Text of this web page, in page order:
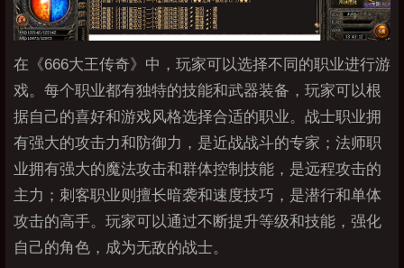
在《666大王传奇》中，玩家可以选择不同的职业进行游
戏。每个职业都有独特的技能和武器装备，玩家可以根
据自己的喜好和游戏风格选择合适的职业。战士职业拥
有强大的攻击力和防御力，是近战战斗的专家；法师职
业拥有强大的魔法攻击和群体控制技能，是远程攻击的
主力；刺客职业则擅长暗袭和速度技巧，是潜行和单体
攻击的高手。玩家可以通过不断提升等级和技能，强化
自己的角色，成为无敌的战士。